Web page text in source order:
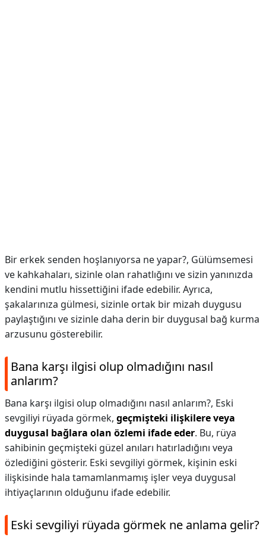
Bir erkek senden hoşlanıyorsa ne yapar?, Gülümsemesi
ve kahkahaları, sizinle olan rahatlığını ve sizin yanınızda
kendini mutlu hissettiğini ifade edebilir. Ayrıca,
şakalarınıza gülmesi, sizinle ortak bir mizah duygusu
paylaştığını ve sizinle daha derin bir duygusal bağ kurma
arzusunu gösterebilir.
Bana karşı ilgisi olup olmadığını nasıl
anlarım?
Bana karşı ilgisi olup olmadığını nasıl anlarım?, Eski
sevgiliyi rüyada görmek, geçmişteki ilişkilere veya
duygusal bağlara olan özlemi ifade eder. Bu, rüya
sahibinin geçmişteki güzel anıları hatırladığını veya
özlediğini gösterir. Eski sevgiliyi görmek, kişinin eski
ilişkisinde hala tamamlanmamış işler veya duygusal
ihtiyaçlarının olduğunu ifade edebilir.
Eski sevgiliyi rüyada görmek ne anlama gelir?